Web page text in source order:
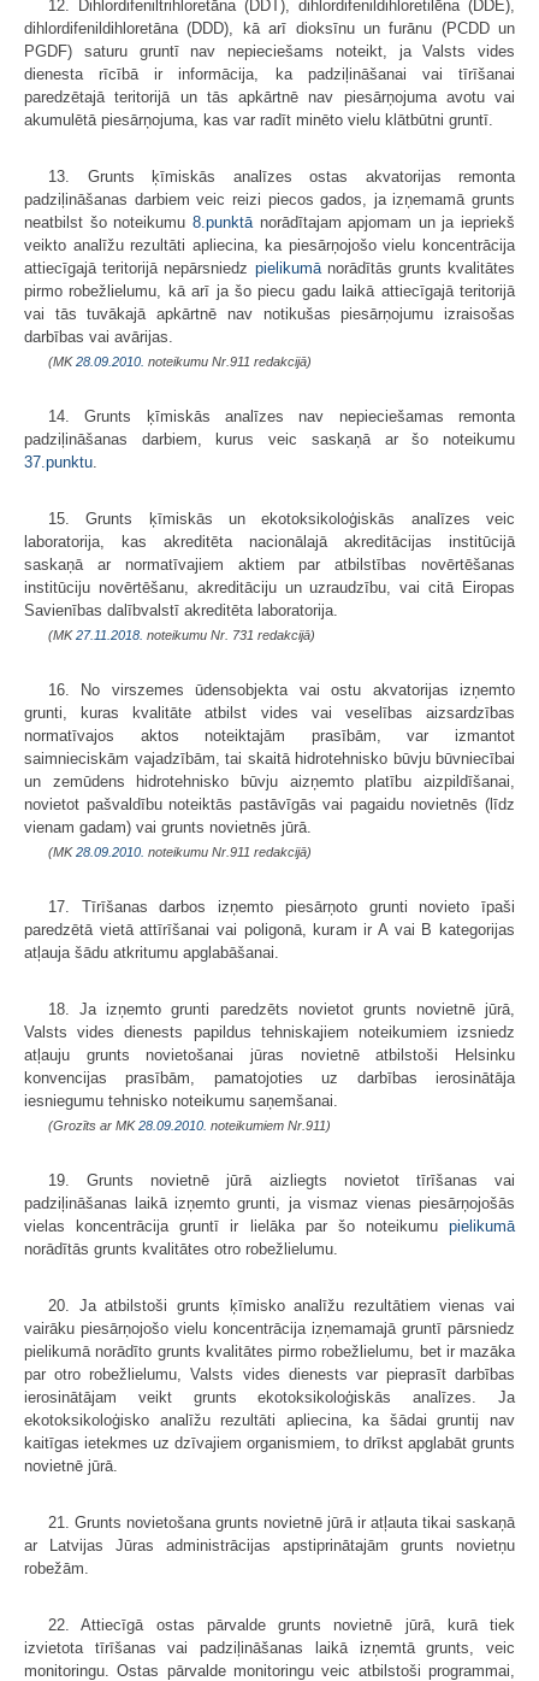
12. Dihlordifeniltrihloretāna (DDT), dihlordifenildihloretilēna (DDE),
dihlordifenildihloretāna (DDD), kā arī dioksīnu un furānu (PCDD un
PGDF) saturu gruntī nav nepieciešams noteikt, ja Valsts vides
dienesta rīcībā ir informācija, ka padziļināšanai vai tīrīšanai
paredzētajā teritorijā un tās apkārtnē nav piesārņojuma avotu vai
akumulētā piesārņojuma, kas var radīt minēto vielu klātbūtni gruntī.
13. Grunts ķīmiskās analīzes ostas akvatorijas remonta
padziļināšanas darbiem veic reizi piecos gados, ja izņemamā grunts
neatbilst šo noteikumu 8.punktānorādītajam apjomam un ja iepriekš
veikto analīžu rezultāti apliecina, ka piesārņojošo vielu koncentrācija
attiecīgajā teritorijā nepārsniedz pielikumānorādītās grunts kvalitātes
pirmo robežlielumu, kā arī ja šo piecu gadu laikā attiecīgajā teritorijā
vai tās tuvākajā apkārtnē nav notikušas piesārņojumu izraisošas
darbības vai avārijas.
(MK28.09.2010. noteikumu Nr.911 redakcijā)
14. Grunts ķīmiskās analīzes nav nepieciešamas remonta
padziļināšanas darbiem, kurus veic saskaņā ar šo noteikumu
37.punktu
15. Grunts ķīmiskās un ekotoksikoloģiskās analīzes veic
laboratorija, kas akreditēta nacionālajā akreditācijas institūcijā
saskaņā ar normatīvajiem aktiem par atbilstības novērtēšanas
institūciju novērtēšanu, akreditāciju un uzraudzību, vai citā Eiropas
Savienības dalībvalstī akreditēta laboratorija.
(MK27.11.2018. noteikumu Nr. 731 redakcijā)
16. No virszemes ūdensobjekta vai ostu akvatorijas izņemto
grunti, kuras kvalitāte atbilst vides vai veselības aizsardzības
normatīvajos aktos noteiktajām prasībām, var izmantot
saimnieciskām vajadzībām, tai skaitā hidrotehnisko būvju būvniecībai
un zemūdens hidrotehnisko būvju aizņemto platību aizpildīšanai,
novietot pašvaldību noteiktās pastāvīgās vai pagaidu novietnēs (līdz
vienam gadam) vai grunts novietnēs jūrā.
(MK28.09.2010. noteikumu Nr.911 redakcijā)
17. Tīrīšanas darbos izņemto piesārņoto grunti novieto īpaši
paredzētā vietā attīrīšanai vai poligonā, kuram ir A vai B kategorijas
atļauja šādu atkritumu apglabāšanai.
18. Ja izņemto grunti paredzēts novietot grunts novietnē jūrā,
Valsts vides dienests papildus tehniskajiem noteikumiem izsniedz
atļauju grunts novietošanai jūras novietnē atbilstoši Helsinku
konvencijas prasībām, pamatojoties uz darbības ierosinātāja
iesniegumu tehnisko noteikumu saņemšanai.
(Grozīts ar MK28.09.2010. noteikumiem Nr.911)
19. Grunts novietnē jūrā aizliegts novietot tīrīšanas vai
padziļināšanas laikā izņemto grunti, ja vismaz vienas piesārņojošās
vielas koncentrācija gruntī ir lielāka par šo noteikumu pielikumā
norādītās grunts kvalitātes otro robežlielumu.
20. Ja atbilstoši grunts ķīmisko analīžu rezultātiem vienas vai
vairāku piesārņojošo vielu koncentrācija izņemamajā gruntī pārsniedz
pielikumā norādīto grunts kvalitātes pirmo robežlielumu, bet ir mazāka
par otro robežlielumu, Valsts vides dienests var pieprasīt darbības
ierosinātājam veikt grunts ekotoksikoloģiskās analīzes. Ja
ekotoksikoloģisko analīžu rezultāti apliecina, ka šādai gruntij nav
kaitīgas ietekmes uz dzīvajiem organismiem, to drīkst apglabāt grunts
novietnē jūrā.
21. Grunts novietošana grunts novietnē jūrā ir atļauta tikai saskaņā
ar Latvijas Jūras administrācijas apstiprinātajām grunts novietņu
robežām.
22. Attiecīgā ostas pārvalde grunts novietnē jūrā, kurā tiek
izvietota tīrīšanas vai padziļināšanas laikā izņemtā grunts, veic
monitoringu. Ostas pārvalde monitoringu veic atbilstoši programmai,